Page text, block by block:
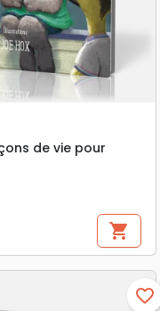
de vie pour
shopping_cart
favorite_border